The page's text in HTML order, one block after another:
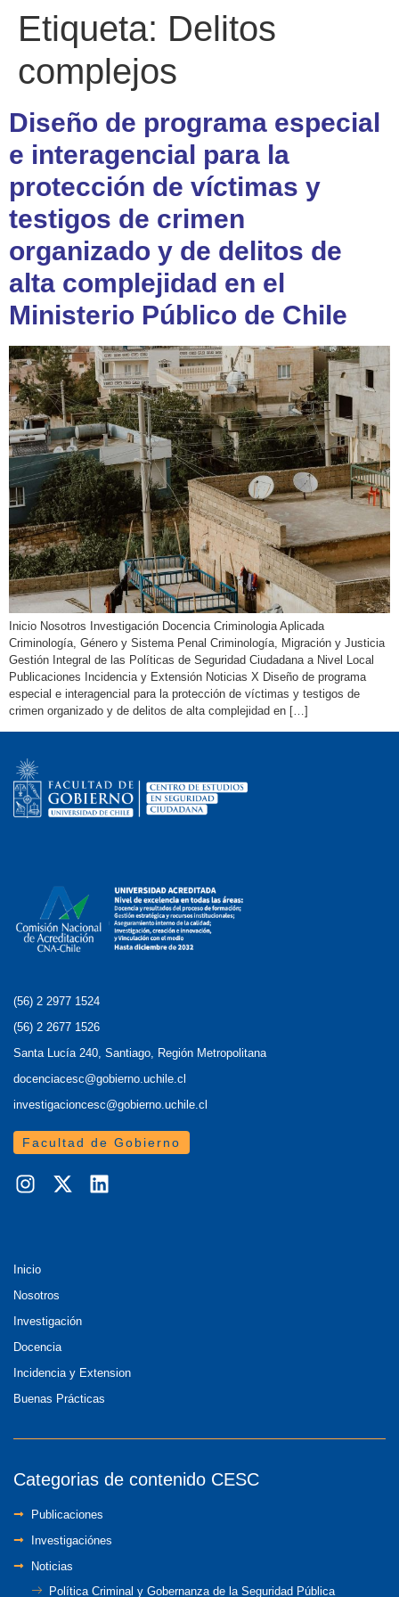
Etiqueta: Delitos
complejos
Diseño de programa especial
e interagencial para la
protección de víctimas y
testigos de crimen
organizado y de delitos de
alta complejidad en el
Ministerio Público de Chile
Inicio Nosotros Investigación Docencia Criminologia Aplicada
Criminología, Género y Sistema Penal Criminología, Migración y Justicia
Gestión Integral de las Políticas de Seguridad Ciudadana a Nivel Local
Publicaciones Incidencia y Extensión Noticias X Diseño de programa
especial e interagencial para la protección de víctimas y testigos de
crimen organizado y de delitos de alta complejidad en […]
(56) 2 2977 1524
(56) 2 2677 1526
Santa Lucía 240, Santiago, Región Metropolitana
docenciacesc@gobierno.uchile.cl
investigacioncesc@gobierno.uchile.cl
Facultad de Gobierno
Inicio
Nosotros
Investigación
Docencia
Incidencia y Extension
Buenas Prácticas
Categorias de contenido CESC
Publicaciones
Investigaciónes
Noticias
Política Criminal y Gobernanza de la Seguridad Pública